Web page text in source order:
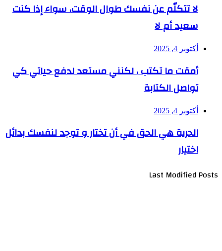
لا تتكلّم عن نفسك طوال الوقت، سواء إذا كنت
سعيد أم لا
أكتوبر 4, 2025
أمقت ما تكتب ، لكنني مستعد لدفع حياتي كي
تواصل الكتابة
أكتوبر 4, 2025
الحرية هي الحق في أن تختار و توجد لنفسك بدائل
اختيار
Last Modified Posts